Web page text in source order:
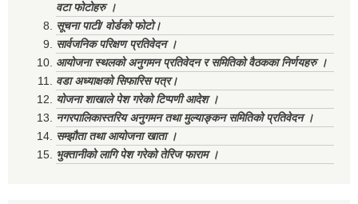
वटा फोटोहरु ।
सूचना पाटी/ वोर्डको फोटो।
सार्वजनिक परिक्षण प्रतिवेदन ।
आयोजना स्थलको अनुगमन प्रतिवेदन र समितिको वैठकका निर्णयहरु ।
वडा अध्याक्षको सिफारिस पत्र।
योजना शाखाले पेश गरेको टिप्पणी आदेश ।
नगरपालिकास्तरिय अनुगमन तथा मुल्याङ्कन समितिको प्रतिवेदन ।
सम्झौता तथा आयोजना खाता ।
भुक्तानीको लागि पेश गरेको तेरिज फाराम ।